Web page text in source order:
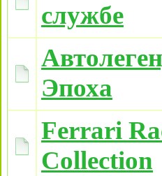
службе
Эпоха
Ferrari
Collection